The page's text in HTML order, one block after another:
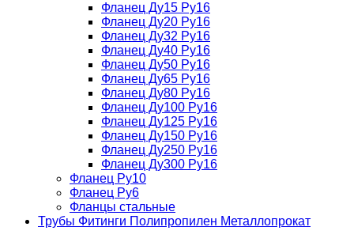
Фланец Ду15 Ру16
Фланец Ду20 Ру16
Фланец Ду32 Ру16
Фланец Ду40 Ру16
Фланец Ду50 Ру16
Фланец Ду65 Ру16
Фланец Ду80 Ру16
Фланец Ду100 Ру16
Фланец Ду125 Ру16
Фланец Ду150 Ру16
Фланец Ду250 Ру16
Фланец Ду300 Ру16
Фланец Ру10
Фланец Ру6
Фланцы стальные
Трубы Фитинги Полипропилен Металлопрокат